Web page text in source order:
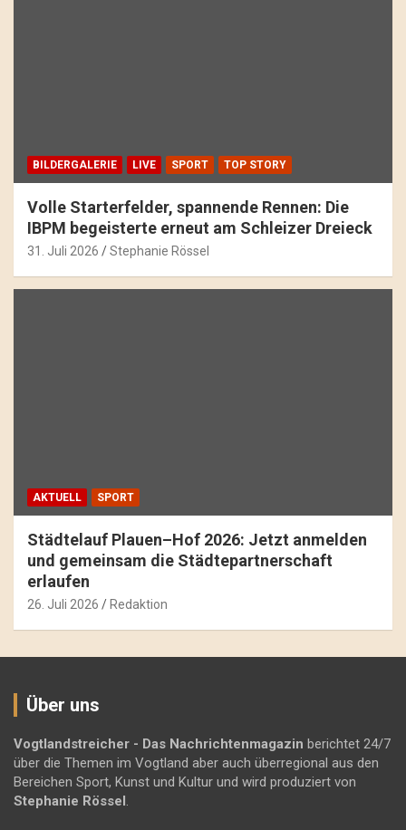
BILDERGALERIE LIVE SPORT TOP STORY
Volle Starterfelder, spannende Rennen: Die
IBPM begeisterte erneut am Schleizer Dreieck
31. Juli 2026 Stephanie Rössel
AKTUELL SPORT
Städtelauf Plauen–Hof 2026: Jetzt anmelden
und gemeinsam die Städtepartnerschaft
erlaufen
26. Juli 2026 Redaktion
Über uns
Vogtlandstreicher - Das Nachrichtenmagazin berichtet 24/7
über die Themen im Vogtland aber auch überregional aus den
Bereichen Sport, Kunst und Kultur und wird produziert von
Stephanie Rössel .